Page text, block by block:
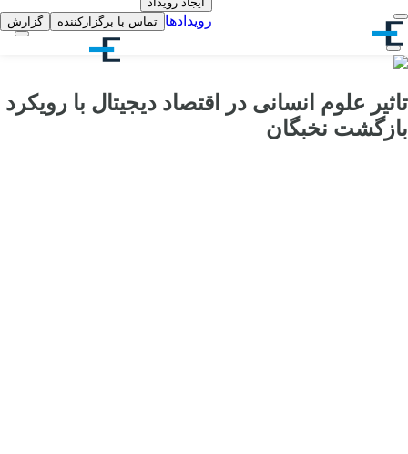
رویدادها تماس با برگزارکننده گزارش
تاثیر علوم انسانی در اقتصاد دیجیتال با رویکرد
بازگشت نخبگان